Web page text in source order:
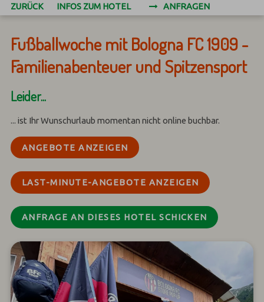
ZURÜCK INFOS ZUM HOTEL ANFRAGEN
Fußballwoche mit Bologna FC 1909 -
Familienabenteuer und Spitzensport
Leider...
... ist Ihr Wunschurlaub momentan nicht online buchbar.
ANGEBOTE ANZEIGEN
LAST-MINUTE-ANGEBOTE ANZEIGEN
ANFRAGE AN DIESES HOTEL SCHICKEN